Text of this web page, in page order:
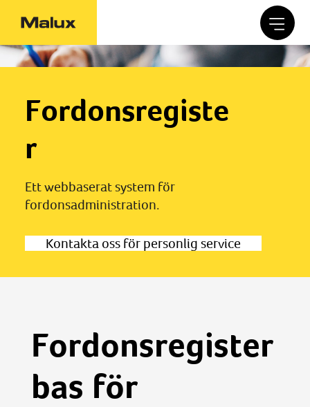
Fordonsregiste
r
Ett webbaserat system för
fordonsadministration.
Kontakta oss för personlig service
Fordonsregister
bas för